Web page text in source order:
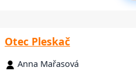
Otec Pleskač
Anna Mařasová